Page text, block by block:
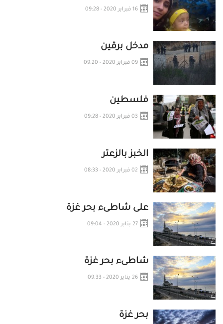
16 فبراير 2020 - 09:28
مدخل برقين
09 فبراير 2020 - 09:20
فلسطين
03 فبراير 2020 - 09:28
الخبز بالزعتر
02 فبراير 2020 - 08:33
على شاطىء بحر غزة
27 يناير 2020 - 09:04
شاطىء بحر غزة
26 يناير 2020 - 09:33
بحر غزة